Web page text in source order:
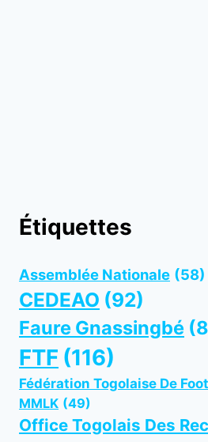
Étiquettes
Assemblée Nationale (58)
CEDEAO (92)
Faure Gnassingbé
FTF (116)
Fédération Togolaise De
MMLK (49)
Office Togolais Des